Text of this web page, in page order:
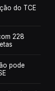
do TCE
228
pode